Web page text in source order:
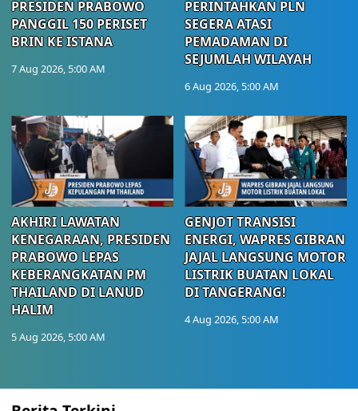
PRESIDEN PRABOWO
PANGGIL 150 PERISET
BRIN KE ISTANA
7 Aug 2026, 5:00 AM
PERINTAHKAN PLN
SEGERA ATASI
PEMADAMAN DI
SEJUMLAH WILAYAH
6 Aug 2026, 5:00 AM
AKHIRI LAWATAN
KENEGARAAN, PRESIDEN
PRABOWO LEPAS
KEBERANGKATAN PM
THAILAND DI LANUD
HALIM
5 Aug 2026, 5:00 AM
GENJOT TRANSISI
ENERGI, WAPRES GIBRAN
JAJAL LANGSUNG MOTOR
LISTRIK BUATAN LOKAL
DI TANGERANG!
4 Aug 2026, 5:00 AM